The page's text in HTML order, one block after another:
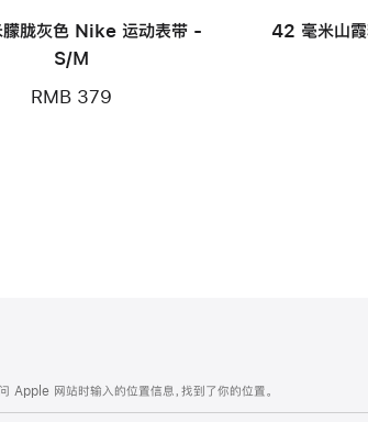
胧灰色 Nike 运动表带 -
S/M
RMB 379
42 毫米山
Apple 网站时输入的位置信息，找到了你的位置。